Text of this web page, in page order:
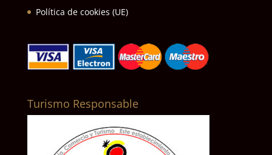
Política de cookies (UE)
Turismo Responsable